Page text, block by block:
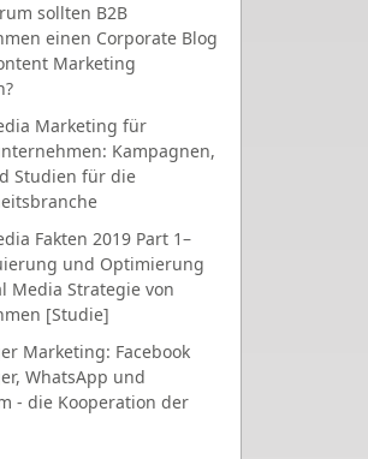
sollten B2B
einen Corporate Blog
Marketing
Marketing für
Kampagnen,
Studien für die
Fakten 2019 Part 1–
und Optimierung
Media Strategie von
[Studie]
Marketing: Facebook
WhatsApp und
- die Kooperation der